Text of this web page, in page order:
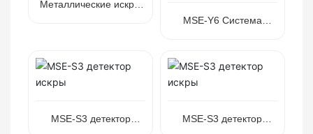
Металлические искры
MSE-Y6 Система
MSE-S3 детектор
MSE-S3 детектор